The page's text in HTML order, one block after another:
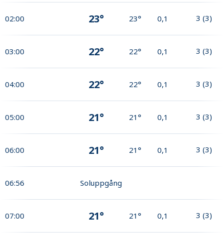
02:00 23° 23° 0,1 3 (3)
03:00 22° 22° 0,1 3 (3)
04:00 22° 22° 0,1 3 (3)
05:00 21° 21° 0,1 3 (3)
06:00 21° 21° 0,1 3 (3)
06:56 Soluppgång
07:00 21° 21° 0,1 3 (3)